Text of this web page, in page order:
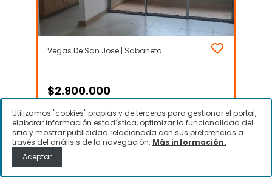
Vegas De San Jose | Sabaneta
$2.900.000
Apartamento en Arriendo, Vegas
De San Jose, Sabaneta
Utilizamos "cookies" propias y de terceros para gestionar el portal,
elaborar información estadística, optimizar la funcionalidad del
sitio y mostrar publicidad relacionada con sus preferencias a
través del análisis de la navegación. Más información.
Aceptar